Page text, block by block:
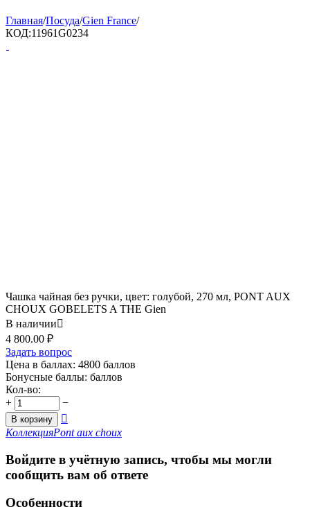
Главная/Посуда/Gien France/
КОД:11961G0234
Чашка чайная без ручки, цвет: голубой, 270 мл, PONT AUX
CHOUX GOBELETS A THE Gien
В наличии
4 800.00 ₽
Задать вопрос
Цена в баллах: 4800 баллов
Бонусные баллы: баллов
Кол-во:
+
−
В корзину

КоллекцияPont aux choux
Войдите в учётную запись, чтобы мы могли
сообщить вам об ответе
Особенности